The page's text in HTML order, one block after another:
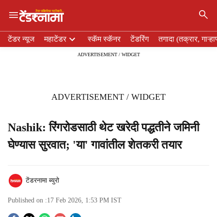
e
टेंडर न्यूज महाटेंडर स्कॅम स्कॅनर टेंडरिंग तगादा (तक्रार,
ADVERTISEMENT / WIDGET
ADVERTISEMENT / WIDGET
Nashik: रिंगरोडसाठी थेट खरेदी पद्धतीने जमिनी
घेण्यास सुरवात; 'या' गावांतील शेतकरी तयार
टेंडरनामा ब्युरो
Published on :17 Feb 2026, 1:53 PM IST